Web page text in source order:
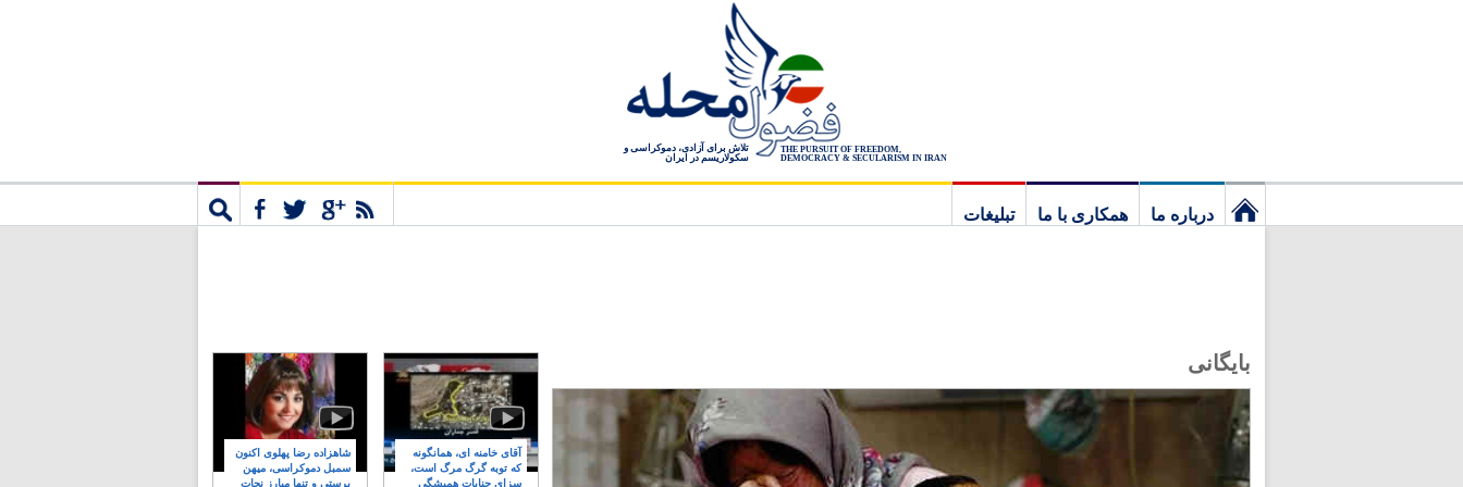
THE PURSUIT OF FREEDOM,
DEMOCRACY & SECULARISM IN IRAN
تلاش برای آزادی، دموکراسی و
سکولاریسم در ایران
درباره ما همکاری با ما
تبلیغات
بایگانی
شاهزاده رضا پهلوی اکنون
سمبل دموکراسی، میهن
پرستی و تنها مبارز نجات
آقای خامنه ای، همانگونه
که توبه گرگ مرگ است،
سزای جنایات همیشگی